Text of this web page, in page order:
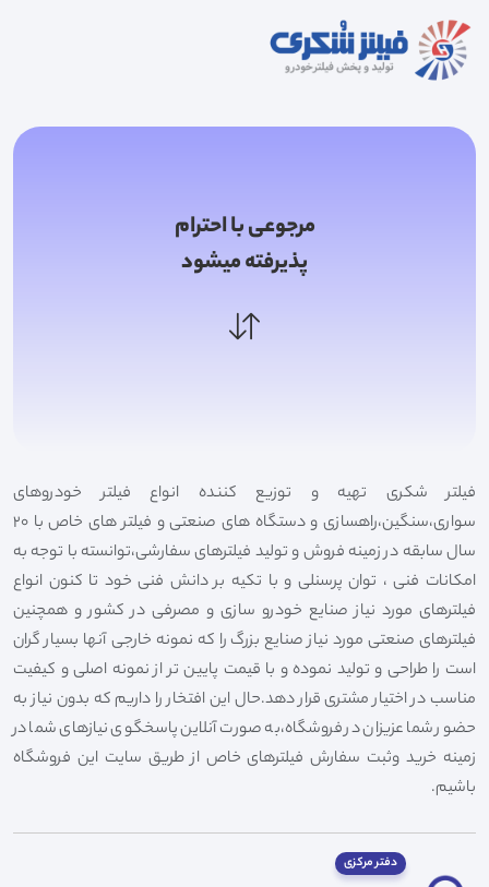
مرجوعی با احترام
پذیرفته میشود
فیلتر شکری تهیه و توزیع کننده انواع فیلتر خودروهای
سواری،سنگین،راهسازی و دستگاه های صنعتی و فیلتر های خاص با 20
سال سابقه در زمینه فروش و تولید فیلترهای سفارشی،توانسته با توجه به
امکانات فنی ، توان پرسنلی و با تکیه بر دانش فنی خود تا کنون انواع
فیلترهای مورد نیاز صنایع خودرو سازی و مصرفی در کشور و همچنین
فیلترهای صنعتی مورد نیاز صنایع بزرگ را که نمونه خارجی آنها بسیار گران
است را طراحی و تولید نموده و با قیمت پایین تر از نمونه اصلی و کیفیت
مناسب در اختیار مشتری قرار دهد.حال این افتخار را داریم که بدون نیاز به
حضور شما عزیزان در فروشگاه،به صورت آنلاین پاسخگوی نیازهای شما در
زمینه خرید وثبت سفارش فیلترهای خاص از طریق سایت این فروشگاه
باشیم.
دفتر مرکزی